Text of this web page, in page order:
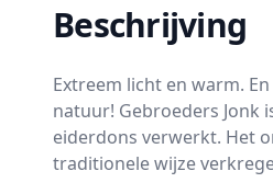
Beschrijving
Extreem licht en warm.
natuur! Gebroeders Jonk
eiderdons verwerkt. Het
traditionele wijze